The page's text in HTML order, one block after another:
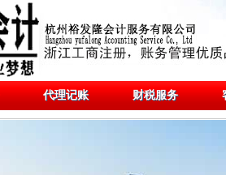
代理记账 财税服务